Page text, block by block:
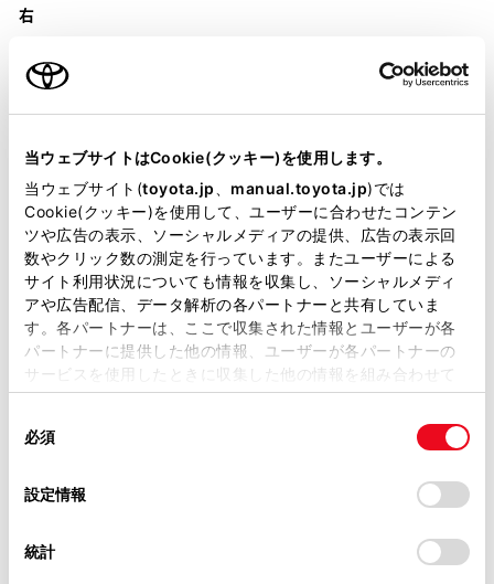
当ウェブサイトはCookie(クッキー)を使用します。
当ウェブサイト(toyota.jp manual.toyota.jp)では
Cookie(クッキー)を使用して、ユーザーに合わせたコンテン
ツや広告の表示、ソーシャルメディアの提供、広告の表示回
数やクリック数の測定を行っています。またユーザーによる
サイト利用状況についても情報を収集し、ソーシャルメディ
アや広告配信、データ解析の各パートナーと共有していま
す。各パートナーは、ここで収集された情報とユーザーが各
パートナーに提供した他の情報、ユーザーが各パートナーの
サービスを使用したときに収集した他の情報を組み合わせて
使用することがあります。当ウェブサイトの使用を続行する
デバイスにすべてのCookie(クッキー)が保存されることに同
意したことになります。Cookie(クッキー)のオプトアウト、
設定の変更、同意を撤回したりするにあたっては、当社の
「Cookie（クッキー）情報の取り扱いについて
」をご覧くだ
必須
設定情報
統計
右
装備・仕様
装備説明/用語解説
基本装備
パワステ